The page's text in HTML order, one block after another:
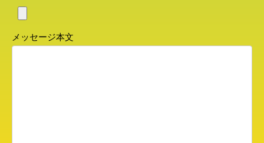
メッセージ本文